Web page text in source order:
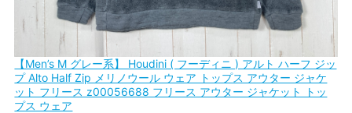
【Men’s M グレー系】 Houdini ( フーディニ ) アルト ハーフ ジッ
プ Alto Half Zip メリノウール ウェア トップス アウター ジャケ
ット フリース z00056688 フリース アウター ジャケット トッ
プス ウェア